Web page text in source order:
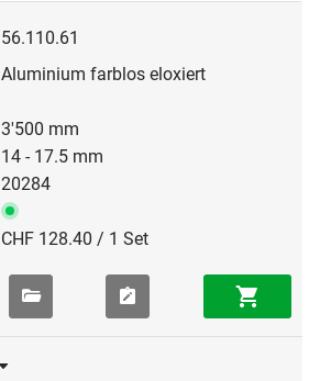
56.110.61
Aluminium farblos eloxiert
3'500 mm
14 - 17.5 mm
20284
CHF 128.40 / 1 Set